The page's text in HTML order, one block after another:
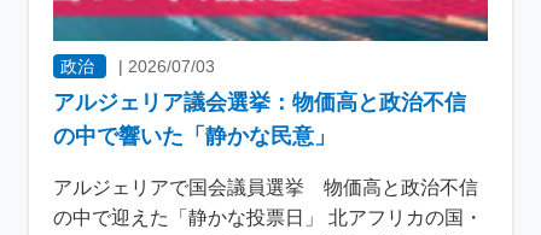
政治 | 2026/07/03
アルジェリア議会選挙：物価高と政治不信
の中で響いた「静かな民意」
アルジェリアで国会議員選挙 物価高と政治不信
の中で迎えた「静かな投票日」 北アフリカの国・